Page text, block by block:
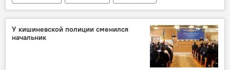
Пальмира
Владимир Мединский
делегация
Культура
У кишиневской полиции сменился
начальник